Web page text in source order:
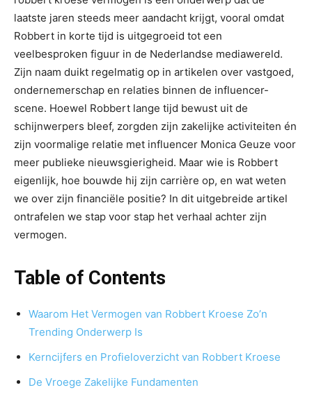
laatste jaren steeds meer aandacht krijgt, vooral omdat
Robbert in korte tijd is uitgegroeid tot een
veelbesproken figuur in de Nederlandse mediawereld.
Zijn naam duikt regelmatig op in artikelen over vastgoed,
ondernemerschap en relaties binnen de influencer-
scene. Hoewel Robbert lange tijd bewust uit de
schijnwerpers bleef, zorgden zijn zakelijke activiteiten én
zijn voormalige relatie met influencer Monica Geuze voor
meer publieke nieuwsgierigheid. Maar wie is Robbert
eigenlijk, hoe bouwde hij zijn carrière op, en wat weten
we over zijn financiële positie? In dit uitgebreide artikel
ontrafelen we stap voor stap het verhaal achter zijn
vermogen.
Table of Contents
Waarom Het Vermogen van Robbert Kroese Zo’n
Trending Onderwerp Is
Kerncijfers en Profieloverzicht van Robbert Kroese
De Vroege Zakelijke Fundamenten